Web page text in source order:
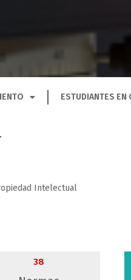
ESTUDIANTES EN
Intelectual
38